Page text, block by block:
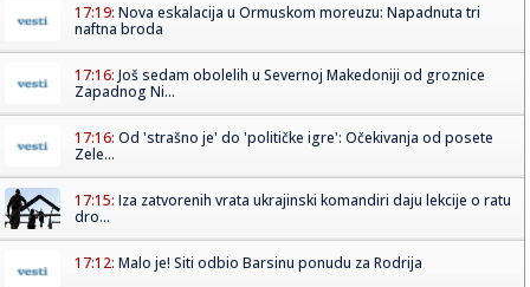
17:19: Nova eskalacija u Ormuskom moreuzu: Napadnuta tri
naftna broda
17:16: Još sedam obolelih u Severnoj Makedoniji od groznice
Zapadnog Ni...
17:16: Od 'strašno je' do 'političke igre': Očekivanja od posete
Zele...
17:15: Iza zatvorenih vrata ukrajinski komandiri daju lekcije o ratu
dro...
17:12: Malo je! Siti odbio Barsinu ponudu za Rodrija